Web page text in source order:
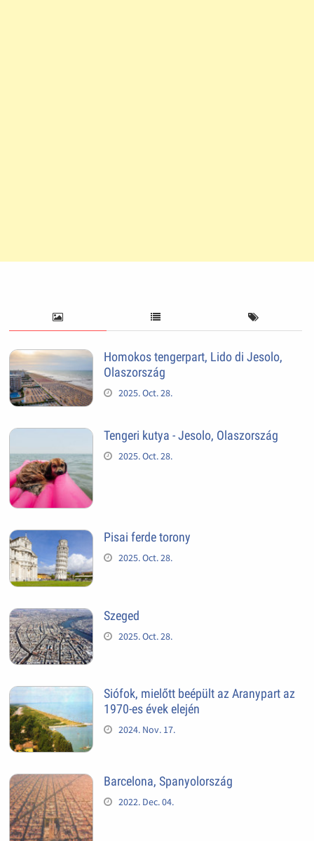
Homokos tengerpart, Lido di Jesolo,
Olaszország
2025. Oct. 28.
Tengeri kutya - Jesolo, Olaszország
2025. Oct. 28.
Pisai ferde torony
2025. Oct. 28.
Szeged
2025. Oct. 28.
Siófok, mielőtt beépült az Aranypart az
1970-es évek elején
2024. Nov. 17.
Barcelona, Spanyolország
2022. Dec. 04.